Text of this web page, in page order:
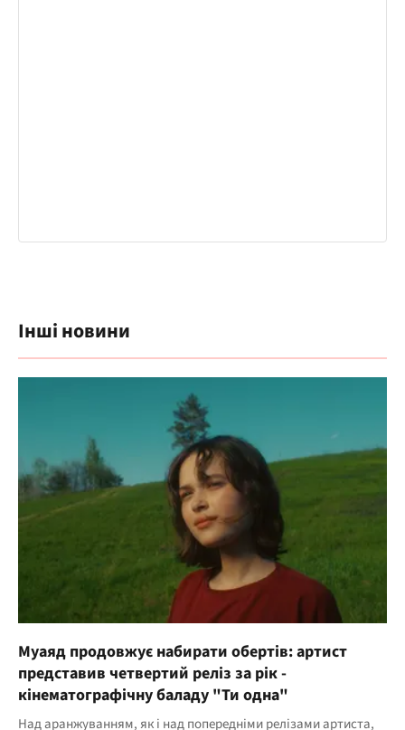
Інші новини
Муаяд продовжує набирати обертів: артист
представив четвертий реліз за рік -
кінематографічну баладу "Ти одна"
Над аранжуванням, як і над попередніми релізами артиста,